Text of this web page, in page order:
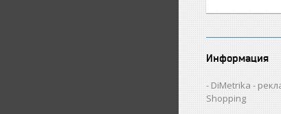
Информация
DiMetrika -
Shopping